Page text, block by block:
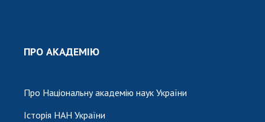
ПРО АКАДЕМІЮ
Про Національну академію наук України
Історія НАН України